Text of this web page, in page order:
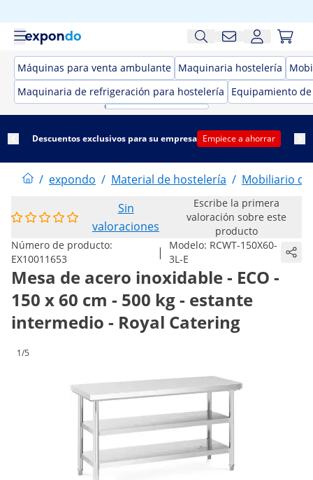
Máquinas para venta ambulante Maquinaria hostelería
Maquinaria de refrigeración para hostelería
Equipamiento
Descuentos exclusivos para su empresa Empiece a ahorrar
/ expondo / Material de hostelería / Mobiliario
Sin
valoraciones
Escribe la primera
valoración sobre este
producto
Número de producto:
EX10011653
| Modelo: RCWT-150X60-
3L-E
Mesa de acero inoxidable - ECO -
150 x 60 cm - 500 kg - estante
intermedio - Royal Catering
1/5